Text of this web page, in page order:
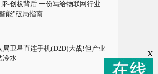
科创板背后:一份写给物联网行业
能"破局指南
局卫星直连手机(D2D)大战!但产业
冷水
X